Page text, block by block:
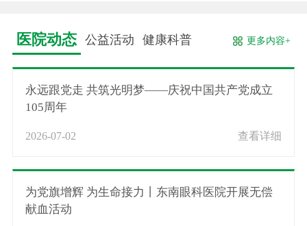
医院动态 公益活动 健康科普 更多内容+
永远跟党走 共筑光明梦——庆祝中国共产党成立
105周年
2026-07-02 查看详细
为党旗增辉 为生命接力丨东南眼科医院开展无偿
献血活动